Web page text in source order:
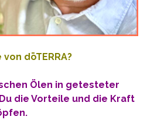
dōTERRA?
Ölen in getesteter
die Vorteile und die Kraft